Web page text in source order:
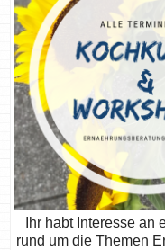
Ihr habt Interesse an
rund um die Themen